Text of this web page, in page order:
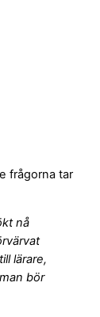
frågorna tar
nå
lärare,
bör